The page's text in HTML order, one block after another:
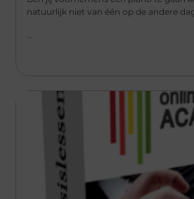
natuurlijk niet van één op de andere